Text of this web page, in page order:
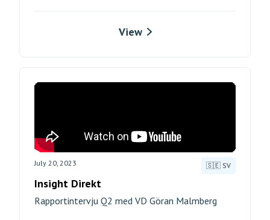
View
July 20, 2023 🇸🇪 SV
Insight Direkt
Rapportintervju Q2 med VD Göran Malmberg